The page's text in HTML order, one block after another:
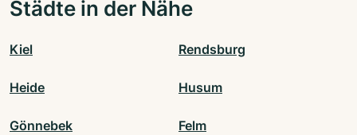
Städte in der Nähe
Kiel Rendsburg
Heide Husum
Gönnebek Felm